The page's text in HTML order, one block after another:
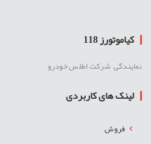
کیاموتورز 118
نمایندگی شرکت اطلس خودرو
لینک های کاربردی
فروش